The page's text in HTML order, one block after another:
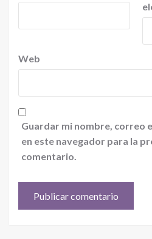
Web
Guardar mi nombre, correo
en este navegador para la
comentario.